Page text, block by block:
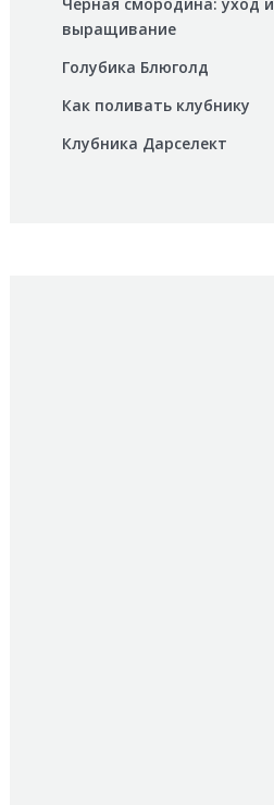
выращивание
Голубика Блюголд
Как поливать клубнику
Клубника Дарселект